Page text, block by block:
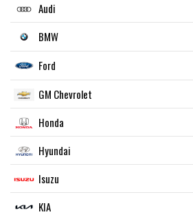
Audi
BMW
Ford
GM Chevrolet
Honda
Hyundai
Isuzu
KIA